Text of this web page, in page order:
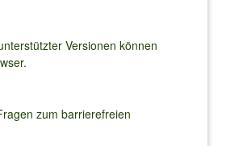
Versionen können
zum barrierefreien